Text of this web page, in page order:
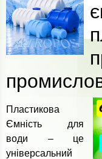
Пластикова
Ємність для
води – це
універсальний